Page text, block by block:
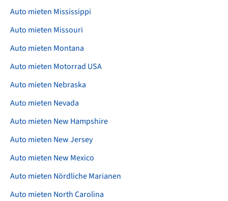
Auto mieten Mississippi
Auto mieten Missouri
Auto mieten Montana
Auto mieten Motorrad USA
Auto mieten Nebraska
Auto mieten Nevada
Auto mieten New Hampshire
Auto mieten New Jersey
Auto mieten New Mexico
Auto mieten Nördliche Marianen
Auto mieten North Carolina